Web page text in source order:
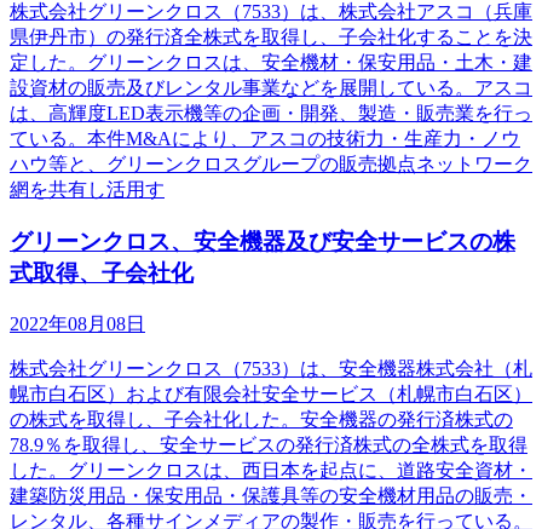
株式会社グリーンクロス（7533）は、株式会社アスコ（兵庫
県伊丹市）の発行済全株式を取得し、子会社化することを決
定した。グリーンクロスは、安全機材・保安用品・土木・建
設資材の販売及びレンタル事業などを展開している。アスコ
は、高輝度LED表示機等の企画・開発、製造・販売業を行っ
ている。本件M&Aにより、アスコの技術力・生産力・ノウ
ハウ等と、グリーンクロスグループの販売拠点ネットワーク
網を共有し活用す
グリーンクロス、安全機器及び安全サービスの株
式取得、子会社化
2022年08月08日
株式会社グリーンクロス（7533）は、安全機器株式会社（札
幌市白石区）および有限会社安全サービス（札幌市白石区）
の株式を取得し、子会社化した。安全機器の発行済株式の
78.9％を取得し、安全サービスの発行済株式の全株式を取得
した。グリーンクロスは、西日本を起点に、道路安全資材・
建築防災用品・保安用品・保護具等の安全機材用品の販売・
レンタル、各種サインメディアの製作・販売を行っている。